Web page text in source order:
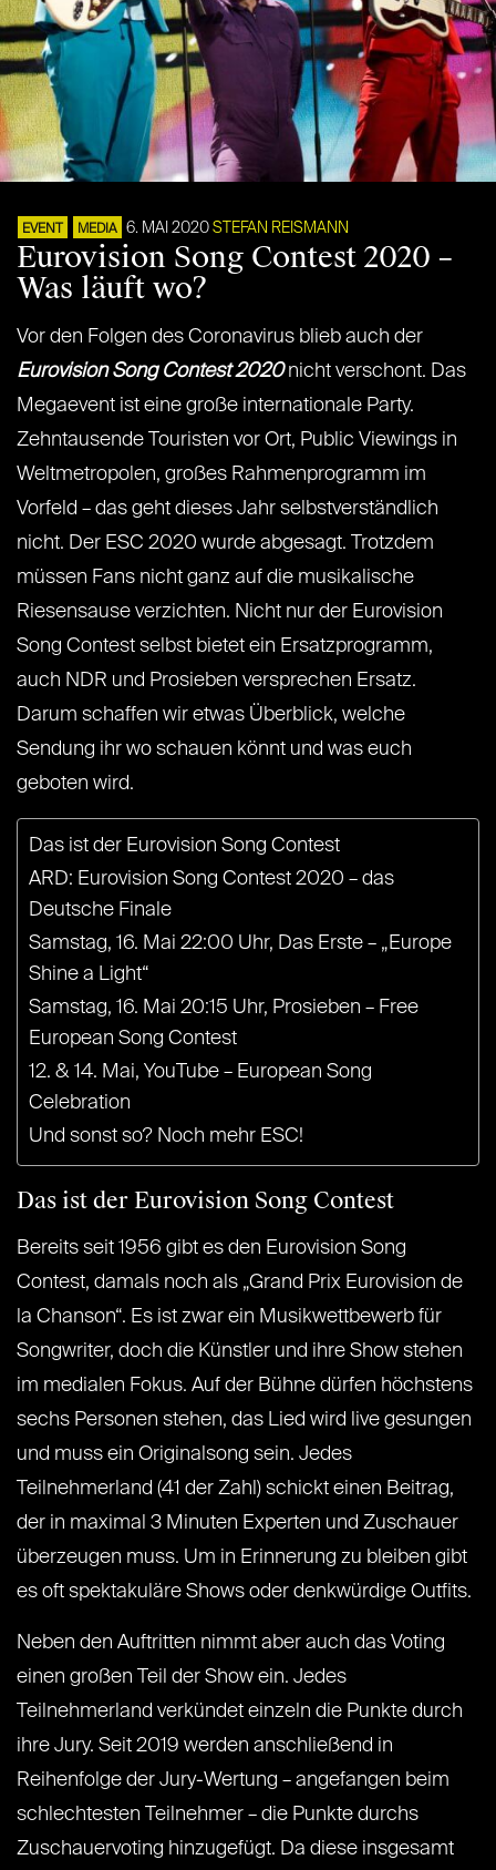
EVENT MEDIA 6. MAI 2020 STEFAN REISMANN
Eurovision Song Contest 2020 –
Was läuft wo?
Vor den Folgen des Coronavirus blieb auch der
Eurovision Song Contest 2020nicht verschont. Das
Megaevent ist eine große internationale Party.
Zehntausende Touristen vor Ort, Public Viewings in
Weltmetropolen, großes Rahmenprogramm im
Vorfeld – das geht dieses Jahr selbstverständlich
nicht. Der ESC 2020 wurde abgesagt. Trotzdem
müssen Fans nicht ganz auf die musikalische
Riesensause verzichten. Nicht nur der Eurovision
Song Contest selbst bietet ein Ersatzprogramm,
auch NDR und Prosieben versprechen Ersatz.
Darum schaffen wir etwas Überblick, welche
Sendung ihr wo schauen könnt und was euch
geboten wird.
Das ist der Eurovision Song Contest
ARD: Eurovision Song Contest 2020 – das
Deutsche Finale
Samstag, 16. Mai 22:00 Uhr, Das Erste – „Europe
Shine a Light“
Samstag, 16. Mai 20:15 Uhr, Prosieben – Free
European Song Contest
12. & 14. Mai, YouTube – European Song
Celebration
Und sonst so? Noch mehr ESC!
Das ist der Eurovision Song Contest
Bereits seit 1956 gibt es den Eurovision Song
Contest, damals noch als „Grand Prix Eurovision de
la Chanson“. Es ist zwar ein Musikwettbewerb für
Songwriter, doch die Künstler und ihre Show stehen
im medialen Fokus. Auf der Bühne dürfen höchstens
sechs Personen stehen, das Lied wird live gesungen
und muss ein Originalsong sein. Jedes
Teilnehmerland (41 der Zahl) schickt einen Beitrag,
der in maximal 3 Minuten Experten und Zuschauer
überzeugen muss. Um in Erinnerung zu bleiben gibt
es oft spektakuläre Shows oder denkwürdige Outfits.
Neben den Auftritten nimmt aber auch das Voting
einen großen Teil der Show ein. Jedes
Teilnehmerland verkündet einzeln die Punkte durch
ihre Jury. Seit 2019 werden anschließend in
Reihenfolge der Jury-Wertung – angefangen beim
schlechtesten Teilnehmer – die Punkte durchs
Zuschauervoting hinzugefügt. Da diese insgesamt